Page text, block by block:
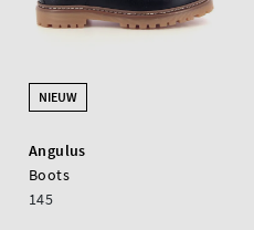
NIEUW
Angulus
Boots
145